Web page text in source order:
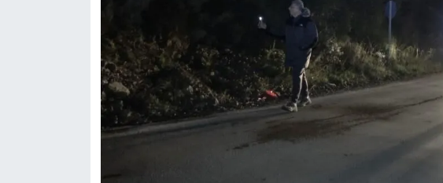
Vefat Haberleri